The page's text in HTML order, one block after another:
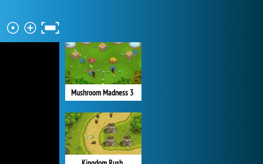
Mushroom Madness 3